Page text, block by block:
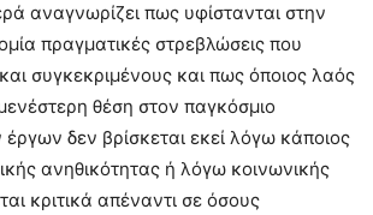
αναγνωρίζει πως υφίστανται στην
πραγματικές στρεβλώσεις που
συγκεκριμένους και πως όποιος λαός
θέση στον παγκόσμιο
δεν βρίσκεται εκεί λόγω κάποιος
ανηθικότητας ή λόγω κοινωνικής
κριτικά απέναντι σε όσους